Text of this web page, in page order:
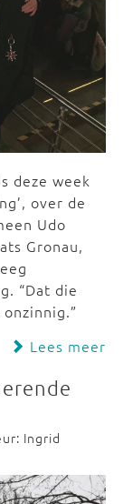
deze week
over de
Udo
Gronau,
“Dat die
Lees meer
Ingrid